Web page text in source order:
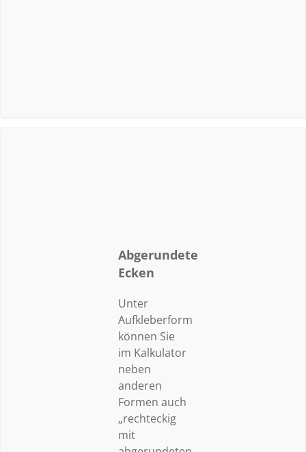
Abgerundete
Ecken
Unter
Aufkleberform
können Sie
im Kalkulator
neben
anderen
Formen auch
„rechteckig
mit